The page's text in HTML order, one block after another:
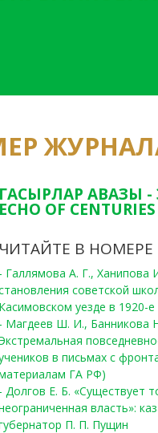
ГАСЫРЛАР АВАЗЫ -
ECHO OF
ЧИТАЙТЕ В НОМЕРЕ
- Галлямова А. Г.,
советской
Касимовском уезде в 1920-е
- Магдеев Ш. И., Банникова
в письмах с
ГА РФ)
- Долгов Е. Б. «Существует
власть»:
П. П. Пущин